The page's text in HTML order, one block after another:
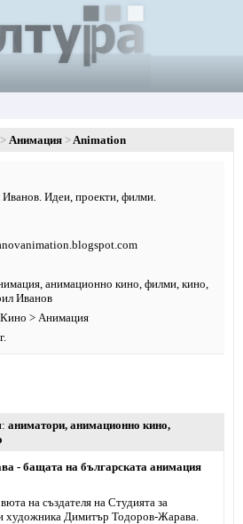
Анимация Animation
Идеи, проекти, филми.
blogspot.com
,анимационно кино,филми,кино,
Иванов
Кино > Анимация
аниматори, анимационно кино,
- бащата на българската анимация
на създателя на Студията за
художника Димитър Тодоров-Жарава.